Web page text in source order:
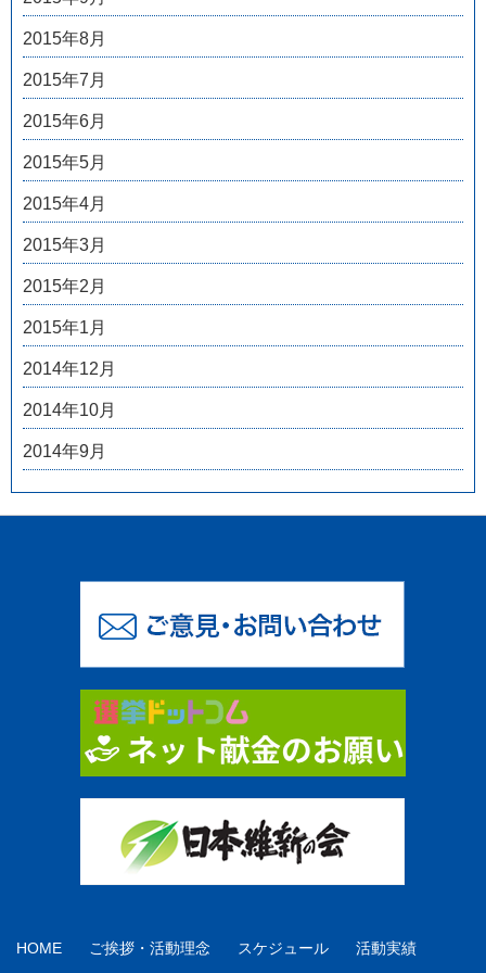
2015年8月
2015年7月
2015年6月
2015年5月
2015年4月
2015年3月
2015年2月
2015年1月
2014年12月
2014年10月
2014年9月
HOME ご挨拶・活動理念 スケジュール 活動実績